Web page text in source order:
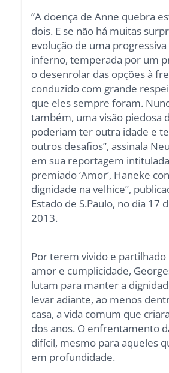
“A doença de Anne quebra
dois. E se não há muitas
evolução de uma
inferno, temperada por um
o desenrolar das opções à
conduzido com grande
que eles sempre foram.
também, uma visão piedosa
poderiam ter outra idade e
outros desafios”, assinala
em sua reportagem
premiado ‘Amor’, Haneke
dignidade na velhice”,
Estado de S.Paulo, no dia 17
2013.
Por terem vivido e partilhado
amor e cumplicidade,
lutam para manter a
levar adiante, ao menos
casa, a vida comum que
dos anos. O enfrentamento
difícil, mesmo para aqueles
em profundidade.